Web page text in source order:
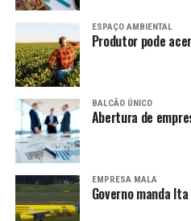
ESPAÇO AMBIENTAL
Produtor pode
BALCÃO ÚNICO
Abertura de
EMPRESA MALA
Governo manda